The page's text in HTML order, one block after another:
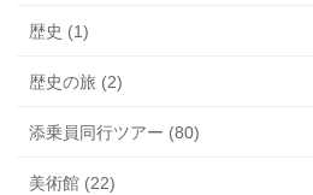
歴史 (1)
歴史の旅 (2)
添乗員同行ツアー (80)
美術館 (22)